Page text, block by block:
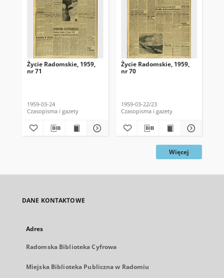
Życie Radomskie, 1959,
nr 71
1959-03-24
Czasopisma i gazety
Życie Radomskie, 1959,
nr 70
1959-03-22/23
Czasopisma i gazety
Więcej
DANE KONTAKTOWE
Adres
Radomska Biblioteka Cyfrowa
Miejska Biblioteka Publiczna w Radomiu